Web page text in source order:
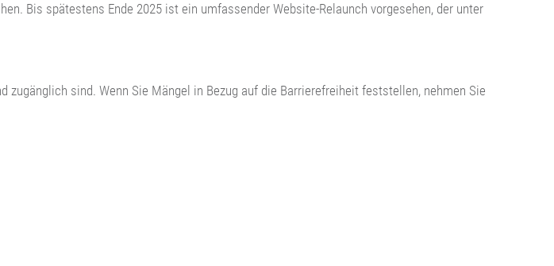
Bis spätestens Ende 2025 ist ein umfassender Website-Relaunch vorgesehen, der unter
sind. Wenn Sie Mängel in Bezug auf die Barrierefreiheit feststellen, nehmen Sie